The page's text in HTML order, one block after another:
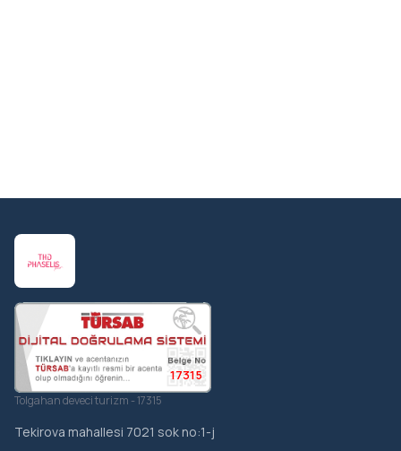
17315
Tolgahan deveci turizm - 17315
Tekirova mahallesi 7021 sok no:1-j